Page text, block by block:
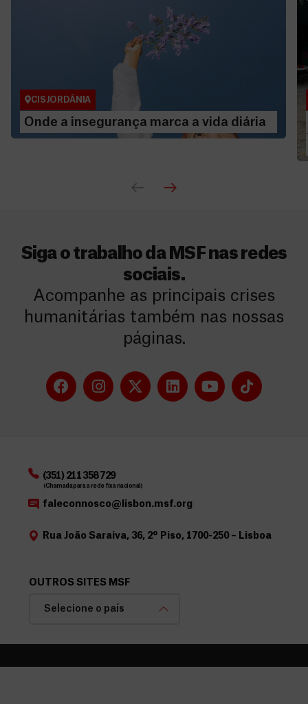
CISJORDÂNIA
Onde a insegurança marca a vida diária
Siga o trabalho da MSF nas redes
sociais.
Acompanhe as principais crises
humanitárias também nas nossas
páginas.
(351) 211 358 729
(Chamada para a rede fixa nacional)
faleconnosco@lisbon.msf.org
Rua João Saraiva, 36, 2º Piso, 1700-250 – Lisboa
OUTROS SITES MSF
Selecione o país